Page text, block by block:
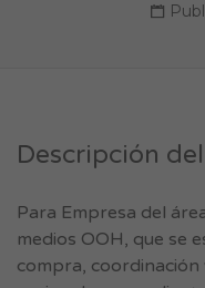
Descripción
Para Empresa del
medios OOH, que se
compra,